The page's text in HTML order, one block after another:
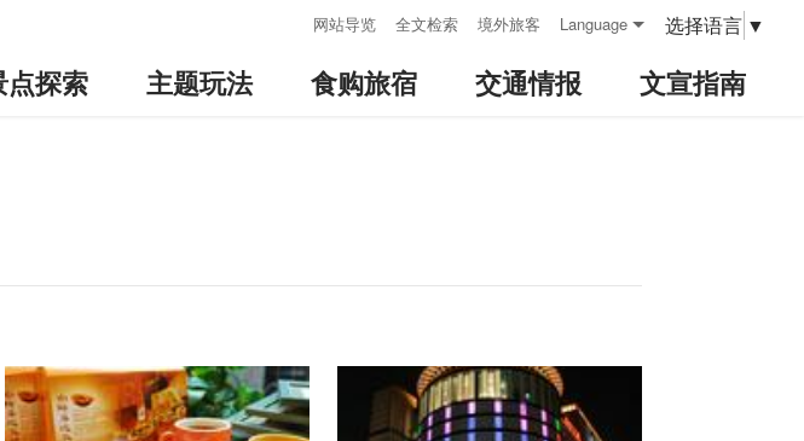
网站导览 全文检索 境外旅客 Language 选择语言 ▼
点探索 主题玩法 食购旅宿 交通情报 文宣指南